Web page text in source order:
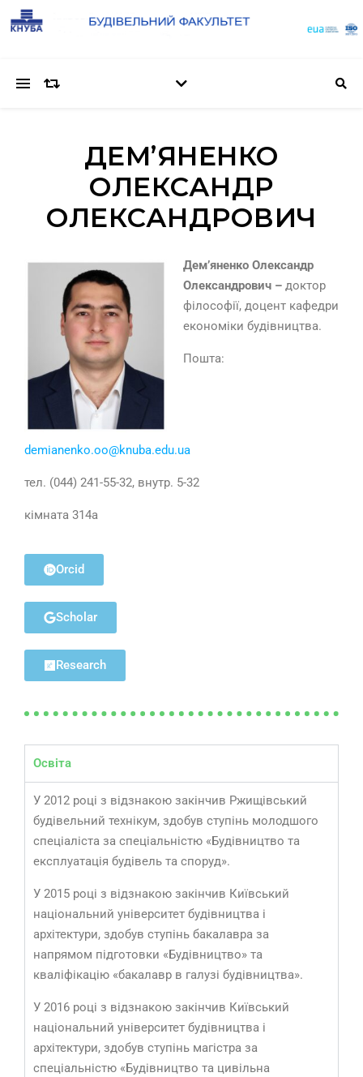
ДЕМ’ЯНЕНКО
ОЛЕКСАНДР
ОЛЕКСАНДРОВИЧ
Дем’яненко Олександр
Олександрович – доктор
філософії, доцент кафедри
економіки будівництва.
Пошта:
demianenko.oo@knuba.edu.ua
тел. (044) 241-55-32, внутр. 5-32
кімната 314а
Orcid
Scholar
Research
Освіта
У 2012 році з відзнакою закінчив Ржищівський
будівельний технікум, здобув ступінь молодшого
спеціаліста за спеціальністю «Будівництво та
експлуатація будівель та споруд».
У 2015 році з відзнакою закінчив Київський
національний університет будівництва і
архітектури, здобув ступінь бакалавра за
напрямом підготовки «Будівництво» та
кваліфікацію «бакалавр в галузі будівництва».
У 2016 році з відзнакою закінчив Київський
національний університет будівництва і
архітектури, здобув ступінь магістра за
спеціальністю «Будівництво та цивільна